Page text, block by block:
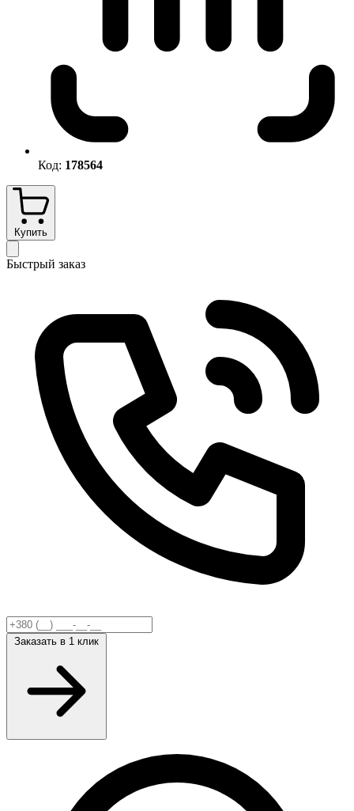
Код: 178564
Купить
Быстрый заказ
Заказать в 1 клик